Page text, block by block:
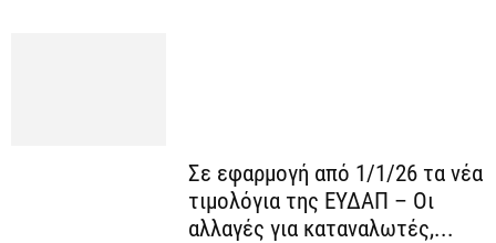
Σε εφαρμογή από 1/1/26 τα νέα
τιμολόγια της ΕΥΔΑΠ – Οι
αλλαγές για καταναλωτές,...